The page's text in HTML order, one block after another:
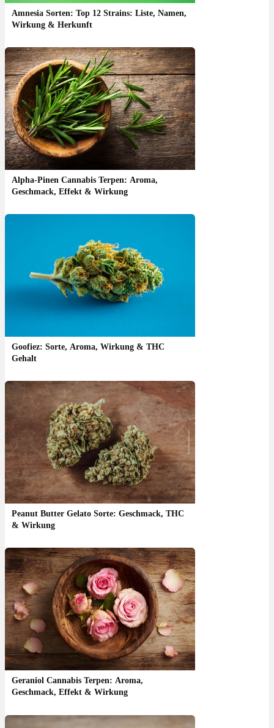
Amnesia Sorten: Top 12 Strains: Liste, Namen,
Wirkung & Herkunft
Alpha-Pinen Cannabis Terpen: Aroma,
Geschmack, Effekt & Wirkung
Goofiez: Sorte, Aroma, Wirkung & THC
Gehalt
Peanut Butter Gelato Sorte: Geschmack, THC
& Wirkung
Geraniol Cannabis Terpen: Aroma,
Geschmack, Effekt & Wirkung